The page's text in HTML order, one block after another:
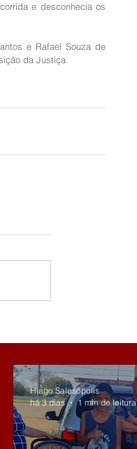
e desconhecia os
e Rafael Souza de
da Justiça.
Hiago Salesópolis
há 3 dias
1 min de leitura